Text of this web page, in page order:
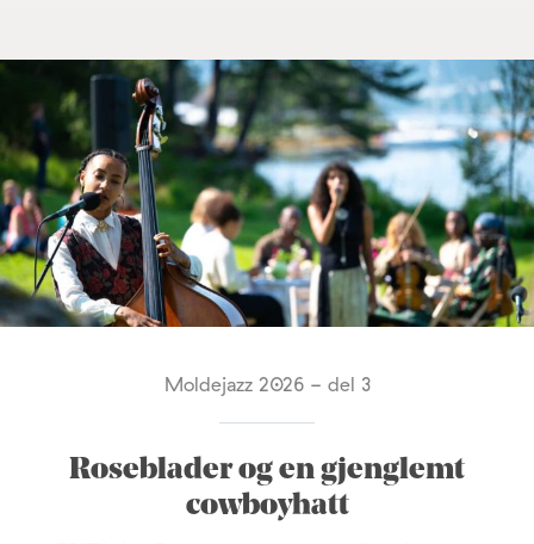
Moldejazz 2026 - del 3
Roseblader og en gjenglemt
cowboyhatt